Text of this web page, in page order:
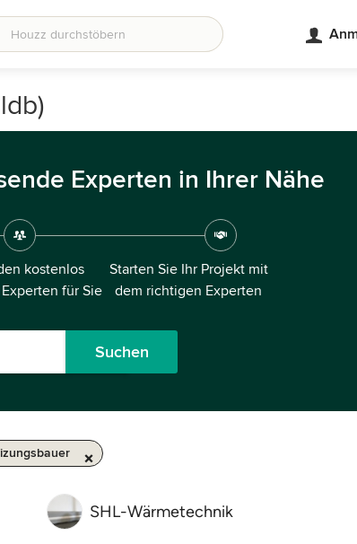
Experten in Ihrer Nähe
kostenlos
für Sie
Starten Sie Ihr Projekt mit
dem richtigen Experten
Suchen
SHL-Wärmetechnik